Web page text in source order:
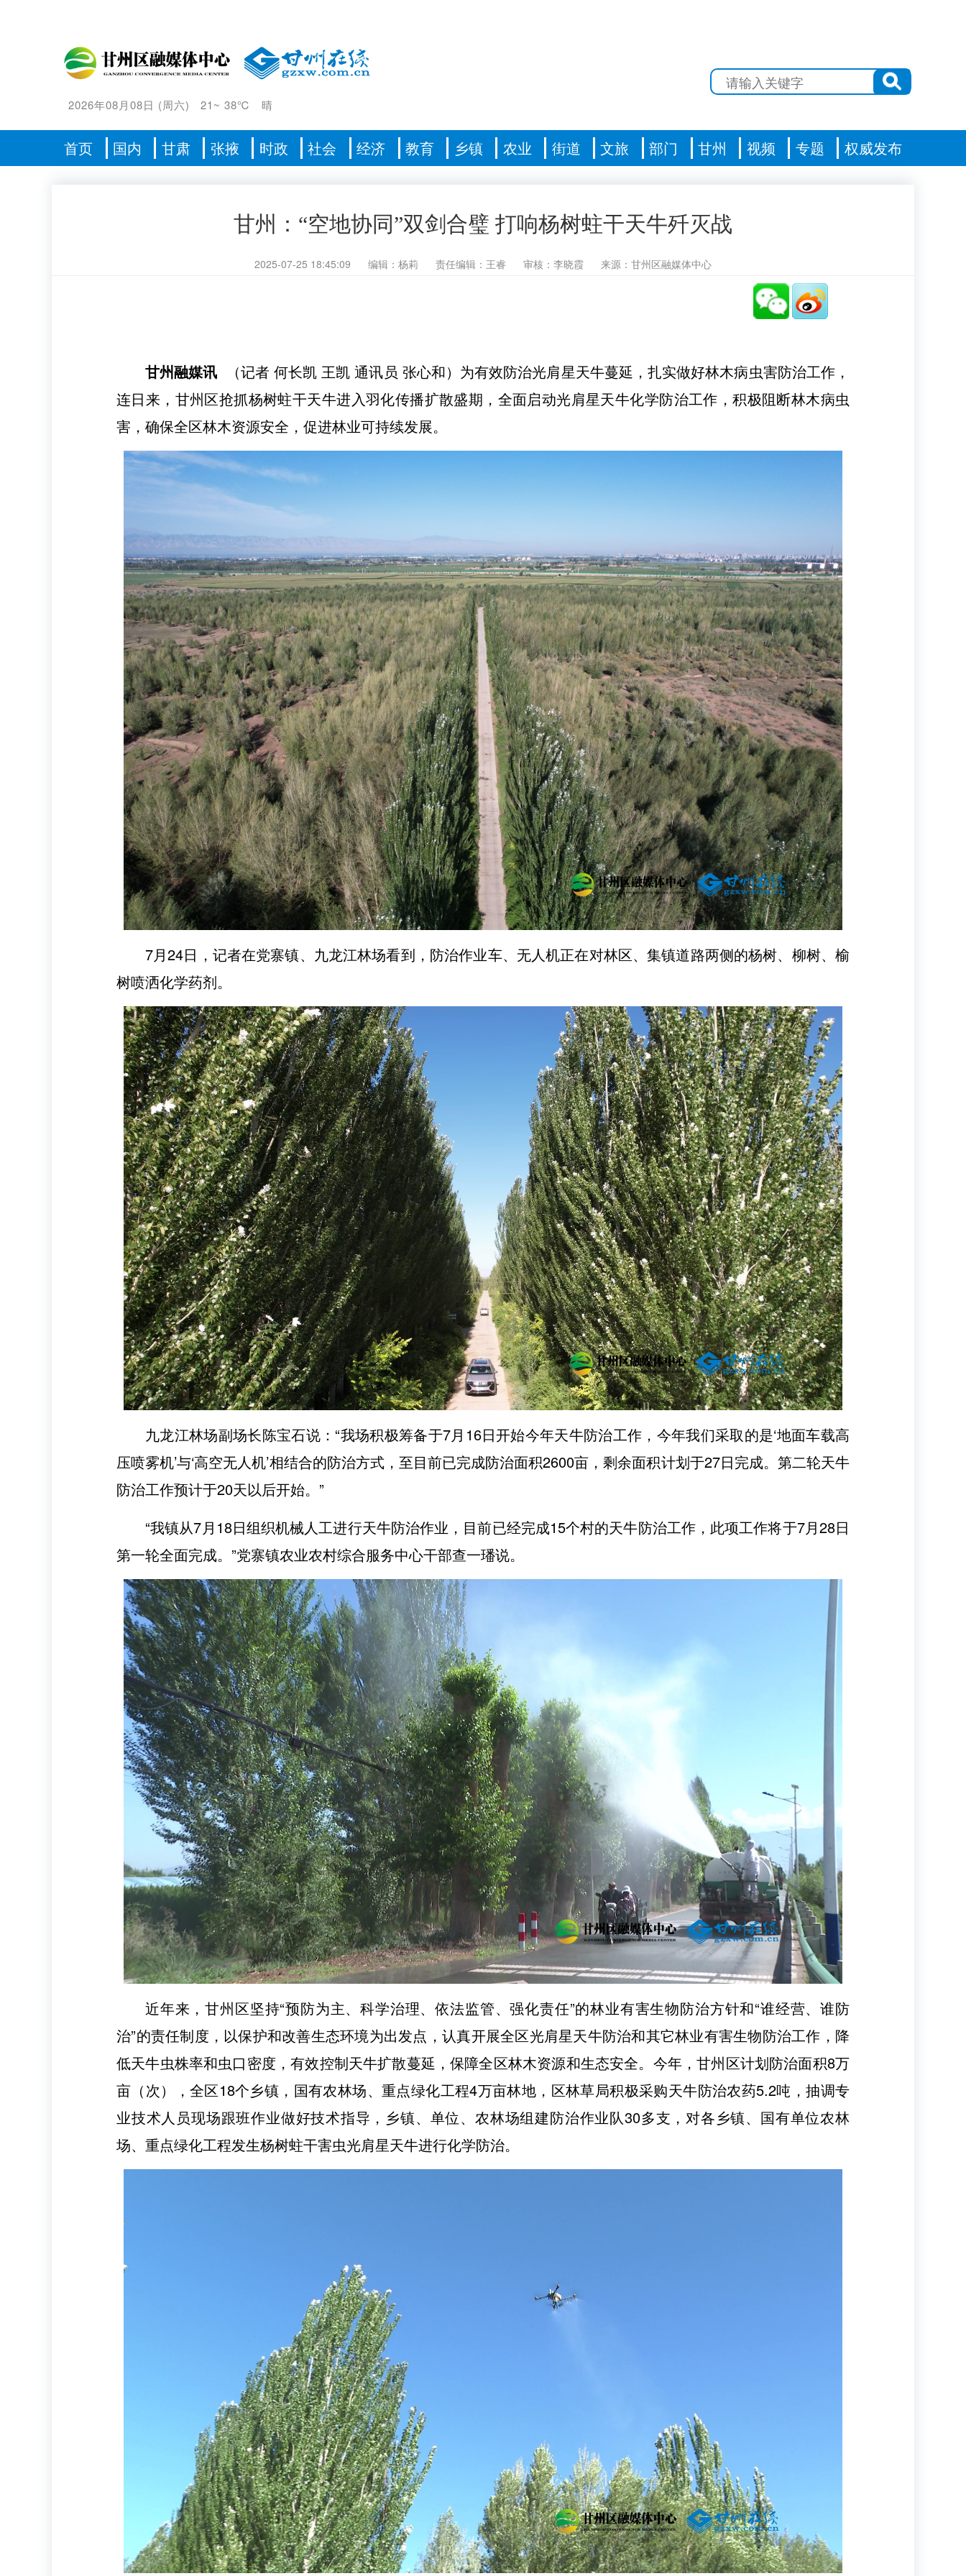
2026年08月08日 (周六) 21~ 38℃ 晴
首页 国内 甘肃 张掖 时政 社会 经济 教育 乡镇 农业 街道 文旅 部门 甘州 视频 专题 权威发布
甘州：“空地协同”双剑合璧 打响杨树蛀干天牛歼灭战
2025-07-25 18:45:09 编辑：杨莉 责任编辑：王睿 审核：李晓霞 来源：甘州区融媒体中心
甘州融媒讯
（记者 何长凯 王凯 通讯员 张心和）为有效防治光肩星天牛蔓延，扎实做好林木病虫害防治工作，
连日来，甘州区抢抓杨树蛀干天牛进入羽化传播扩散盛期，全面启动光肩星天牛化学防治工作，积极阻断林木病虫
害，确保全区林木资源安全，促进林业可持续发展。
7月24日，记者在党寨镇、九龙江林场看到，防治作业车、无人机正在对林区、集镇道路两侧的杨树、柳树、榆
树喷洒化学药剂。
九龙江林场副场长陈宝石说：“我场积极筹备于7月16日开始今年天牛防治工作，今年我们采取的是‘地面车载高
压喷雾机’与‘高空无人机’相结合的防治方式，至目前已完成防治面积2600亩，剩余面积计划于27日完成。第二轮天牛
防治工作预计于20天以后开始。”
“我镇从7月18日组织机械人工进行天牛防治作业，目前已经完成15个村的天牛防治工作，此项工作将于7月28日
第一轮全面完成。”党寨镇农业农村综合服务中心干部查一璠说。
近年来，甘州区坚持“预防为主、科学治理、依法监管、强化责任”的林业有害生物防治方针和“谁经营、谁防
治”的责任制度，以保护和改善生态环境为出发点，认真开展全区光肩星天牛防治和其它林业有害生物防治工作，降
低天牛虫株率和虫口密度，有效控制天牛扩散蔓延，保障全区林木资源和生态安全。今年，甘州区计划防治面积8万
亩（次），全区18个乡镇，国有农林场、重点绿化工程4万亩林地，区林草局积极采购天牛防治农药5.2吨，抽调专
业技术人员现场跟班作业做好技术指导，乡镇、单位、农林场组建防治作业队30多支，对各乡镇、国有单位农林
场、重点绿化工程发生杨树蛀干害虫光肩星天牛进行化学防治。